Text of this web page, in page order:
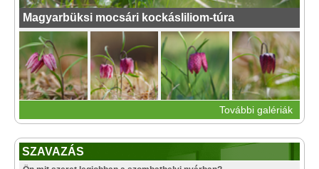
Magyarbüksi mocsári kockásliliom-túra
További galériák
SZAVAZÁS